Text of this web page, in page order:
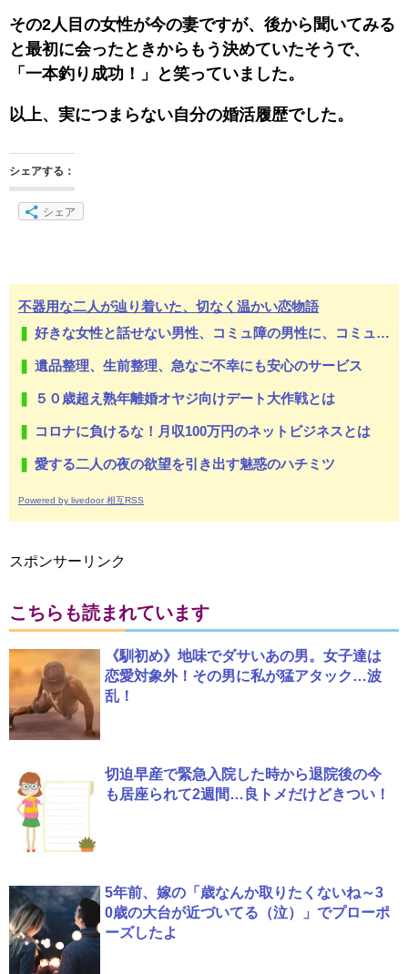
その2人目の女性が今の妻ですが、後から聞いてみる
と最初に会ったときからもう決めていたそうで、
「一本釣り成功！」と笑っていました。
以上、実につまらない自分の婚活履歴でした。
シェアする：
シェア
不器用な二人が辿り着いた、切なく温かい恋物語
好きな女性と話せない男性、コミュ障の男性に、コミュ力向上セラピー講座
遺品整理、生前整理、急なご不幸にも安心のサービス
５０歳超え熟年離婚オヤジ向けデート大作戦とは
コロナに負けるな！月収100万円のネットビジネスとは
愛する二人の夜の欲望を引き出す魅惑のハチミツ
Powered by livedoor 相互RSS
スポンサーリンク
こちらも読まれています
《馴初め》地味でダサいあの男。女子達は
恋愛対象外！その男に私が猛アタック…波
乱！
切迫早産で緊急入院した時から退院後の今
も居座られて2週間…良トメだけどきつい！
5年前、嫁の「歳なんか取りたくないね～3
0歳の大台が近づいてる（泣）」でプローポ
ーズしたよ